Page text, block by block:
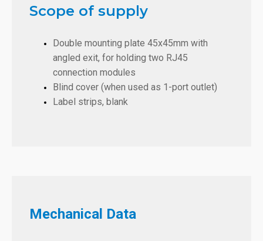
Scope of supply
Double mounting plate 45x45mm with
angled exit, for holding two RJ45
connection modules
Blind cover (when used as 1-port outlet)
Label strips, blank
Mechanical Data